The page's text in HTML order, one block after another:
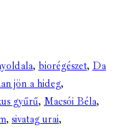
, biorégészet, Da
jön a hideg,
gyűrű, Macsói Béla,
, sivatag urai,